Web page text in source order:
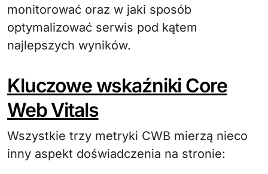
monitorować oraz w jaki sposób
optymalizować serwis pod kątem
najlepszych wyników.
Kluczowe wskaźniki Core
Web Vitals
Wszystkie trzy metryki CWB mierzą nieco
inny aspekt doświadczenia na stronie: